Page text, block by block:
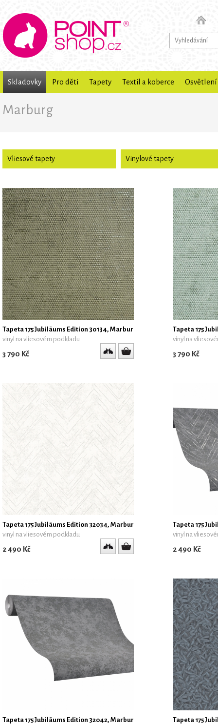
Skladovky Pro děti Tapety Textil a koberce Osvětlení
Marburg
Vliesové tapety Vinylové tapety
Tapeta 175 Jubiläums Edition 30134, Marburg
vinyl na vliesovém podkladu
3 790 Kč
Tapeta 175
vinyl na
3 790 Kč
Tapeta 175 Jubiläums Edition 32034, Marburg
vinyl na vliesovém podkladu
2 490 Kč
Tapeta 175
vinyl na
2 490 Kč
Tapeta 175 Jubiläums Edition 32042, Marburg
Tapeta 175